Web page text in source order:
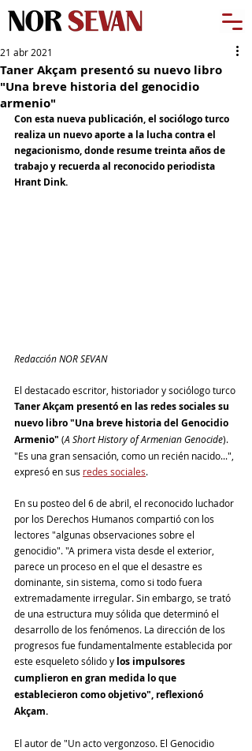
Taner Akçam presentó su nuevo libro
"Una breve historia del genocidio
armenio"
21 abr 2021
Con esta nueva publicación, el sociólogo turco
realiza un nuevo aporte a la lucha contra el
negacionismo, donde resume treinta años de
trabajo y recuerda al reconocido periodista
Hrant Dink.
Redacción NOR SEVAN
El destacado escritor, historiador y sociólogo turco
Taner Akçam presentó en las redes sociales su
nuevo libro "Una breve historia del Genocidio
Armenio" (A Short History of Armenian Genocide).
"Es una gran sensación, como un recién nacido...",
expresó en sus redes sociales.
En su posteo del 6 de abril, el reconocido luchador
por los Derechos Humanos compartió con los
lectores "algunas observaciones sobre el
genocidio". "A primera vista desde el exterior,
parece un proceso en el que el desastre es
dominante, sin sistema, como si todo fuera
extremadamente irregular. Sin embargo, se trató
de una estructura muy sólida que determinó el
desarrollo de los fenómenos. La dirección de los
progresos fue fundamentalmente establecida por
este esqueleto sólido y los impulsores
cumplieron en gran medida lo que
establecieron como objetivo", reflexionó
Akçam.
El autor de "Un acto vergonzoso. El Genocidio